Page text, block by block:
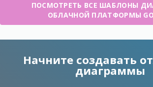
ПОСМОТРЕТЬ ВСЕ ШАБЛОНЫ
ОБЛАЧНОЙ ПЛАТФОРМЫ
Начните создавать
диаграммы